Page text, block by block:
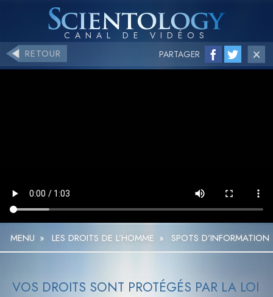
RETOUR PARTAGER
MENU » LES DROITS DE L’HOMME » SPOTS D’INFORMATION
VOS DROITS SONT PROTÉGÉS PAR LA LOI